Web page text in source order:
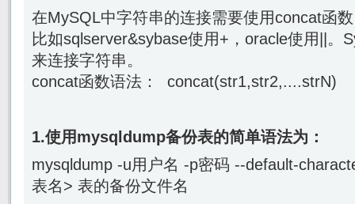
在MySQL中字符串的连接需要使用concat函
比如sqlserver&sybase使用+，oracle使用||。
来连接字符串。
concat函数语法： concat(str1,str2,....strN)
1.使用mysqldump备份表的简单语法为：
mysqldump -u用户名 -p密码 --default-
表名> 表的备份文件名